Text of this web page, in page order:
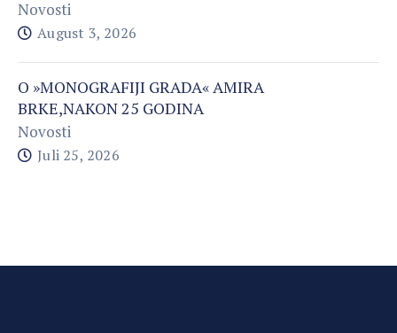
Novosti
August 3, 2026
O »MONOGRAFIJI GRADA« AMIRA
BRKE,NAKON 25 GODINA
Novosti
Juli 25, 2026